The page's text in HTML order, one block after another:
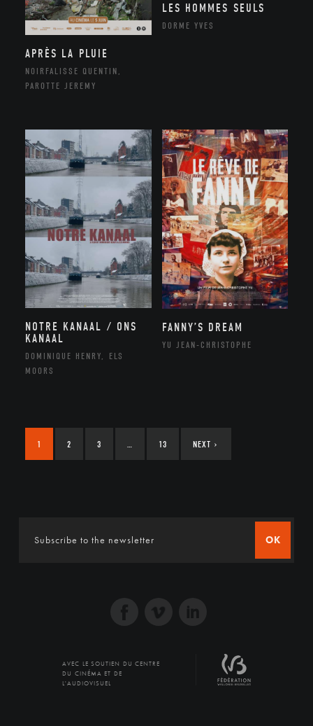
APRÈS LA PLUIE
NOIRFALISSE QUENTIN,
PAROTTE JEREMY
LES HOMMES SEULS
DORME YVES
NOTRE KANAAL / ONS
KANAAL
DOMINIQUE HENRY, ELS
MOORS
FANNY’S DREAM
YU JEAN-CHRISTOPHE
1 2 3 13 NEXT ›
OK
AVEC LE SOUTIEN DU CENTRE
DU CINÉMA ET DE
L'AUDIOVISUEL